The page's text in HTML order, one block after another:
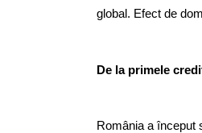
global. Efect de
De la primele
România a început